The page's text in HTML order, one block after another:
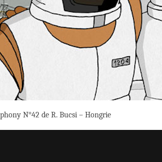
N°42 de R. Bucsi – Hongrie